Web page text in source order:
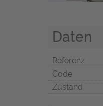
Daten
Referenz
Code
Zustand